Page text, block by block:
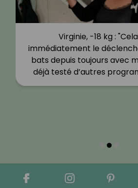
Virginie, -18 kg :
immédiatement le
bats depuis toujours avec
déjà testé d’autres